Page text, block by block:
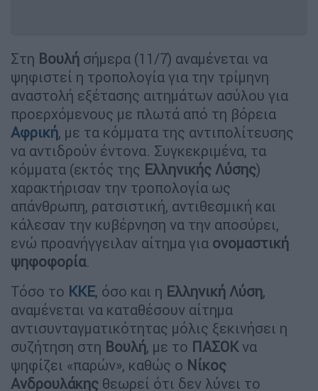
Στη Βουλή σήμερα (11/7) αναμένεται να
ψηφιστεί η τροπολογία για την τρίμηνη
αναστολή εξέτασης αιτημάτων ασύλου για
προερχόμενους με πλωτά από τη βόρεια
Αφρική, με τα κόμματα της αντιπολίτευσης
να αντιδρούν έντονα. Συγκεκριμένα, τα
κόμματα (εκτός της Ελληνικής Λύσης)
χαρακτήρισαν την τροπολογία ως
απάνθρωπη, ρατσιστική, αντιθεσμική και
κάλεσαν την κυβέρνηση να την αποσύρει,
ενώ προανήγγειλαν αίτημα για ονομαστική
ψηφοφορία.
Τόσο το ΚΚΕ, όσο και η Ελληνική Λύση,
αναμένεται να καταθέσουν αίτημα
αντισυνταγματικότητας μόλις ξεκινήσει η
συζήτηση στη Βουλή, με το ΠΑΣΟΚ να
ψηφίζει «παρών», καθώς ο Νίκος
Ανδρουλάκης θεωρεί ότι δεν λύνει το